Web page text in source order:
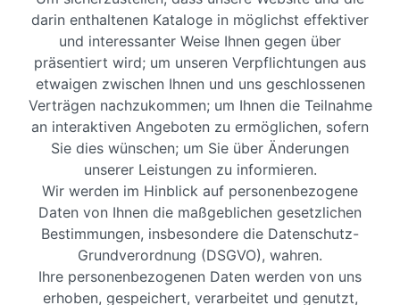
darin enthaltenen Kataloge in möglichst effektiver
und interessanter Weise Ihnen gegen über
präsentiert wird; um unseren Verpflichtungen aus
etwaigen zwischen Ihnen und uns geschlossenen
Verträgen nachzukommen; um Ihnen die Teilnahme
an interaktiven Angeboten zu ermöglichen, sofern
Sie dies wünschen; um Sie über Änderungen
unserer Leistungen zu informieren.
Wir werden im Hinblick auf personenbezogene
Daten von Ihnen die maßgeblichen gesetzlichen
Bestimmungen, insbesondere die Datenschutz-
Grundverordnung (DSGVO), wahren.
Ihre personenbezogenen Daten werden von uns
erhoben, gespeichert, verarbeitet und genutzt,